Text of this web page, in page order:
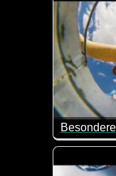
Mal ein